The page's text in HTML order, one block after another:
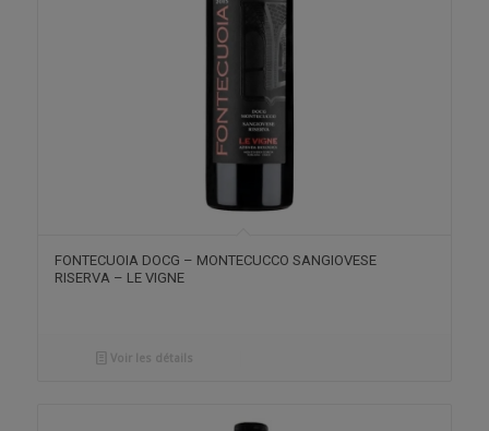
FONTECUOIA DOCG – MONTECUCCO SANGIOVESE
RISERVA – LE VIGNE
Voir les détails